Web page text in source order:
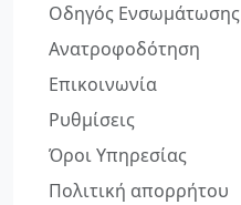
Οδηγός Ενσωμάτωσης
Ανατροφοδότηση
Επικοινωνία
Ρυθμίσεις
Όροι Υπηρεσίας
Πολιτική απορρήτου